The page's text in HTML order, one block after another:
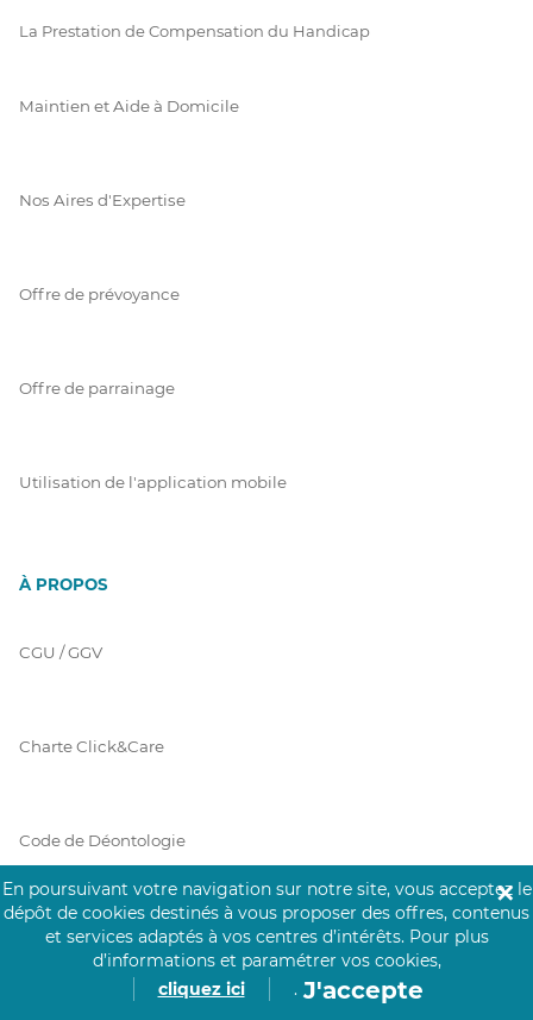
La Prestation de Compensation du Handicap
Maintien et Aide à Domicile
Nos Aires d'Expertise
Offre de prévoyance
Offre de parrainage
Utilisation de l'application mobile
À PROPOS
CGU / GGV
Charte Click&Care
Code de Déontologie
Mentions Légales
En poursuivant votre navigation sur notre site, vous acceptez le
dépôt de cookies destinés à vous proposer des offres, contenus
et services adaptés à vos centres d’intérêts. Pour plus
d’informations et paramétrer vos cookies,
cliquez ici
. J'accepte
✕